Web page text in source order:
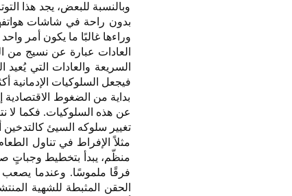
وبالنسبة للبعض، يجد هذا
بدون راحة في شاشات
وراءها غالبًا ما يكون أمر
العادات عبارة عن نسيج من
السريعة والعادات التي يُعيد
فيجعل السلوكيات
بداية من الضغوط
عن هذه السلوكيات. فكما لا
تغيير سلوكه السيئ
مثلاً الإفراط في تناول
منظّم، يبدأ بتخطيط وجباتٍ
فرقًا ملموسًا. وعندما يصعب
الحقن المثبطة للشهية